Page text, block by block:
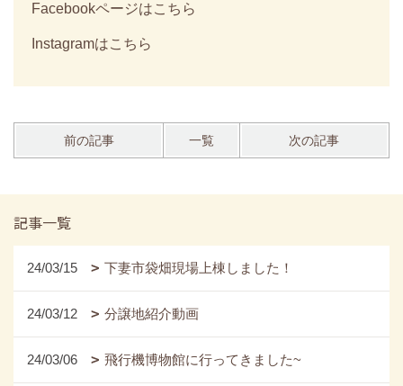
Facebookページはこちら
Instagramはこちら
前の記事 一覧 次の記事
記事一覧
24/03/15 下妻市袋畑現場上棟しました！
24/03/12 分譲地紹介動画
24/03/06 飛行機博物館に行ってきました~